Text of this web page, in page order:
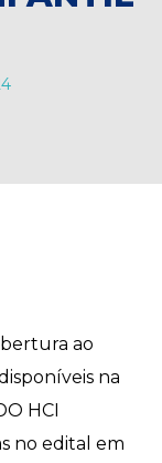
ao
na
HCI
no edital em